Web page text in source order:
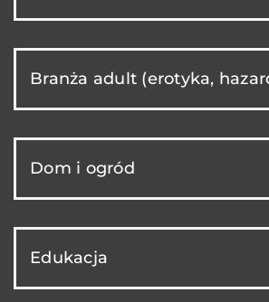
Branża adult (erotyka,
Dom i ogród
Edukacja